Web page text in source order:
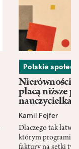
Polskie
Nierówności
płacą niższe
nauczycielka
Kamil Fejfer
Dlaczego tak
którym